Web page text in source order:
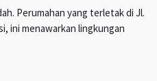
Perumahan yang terletak di Jl.
ini menawarkan lingkungan